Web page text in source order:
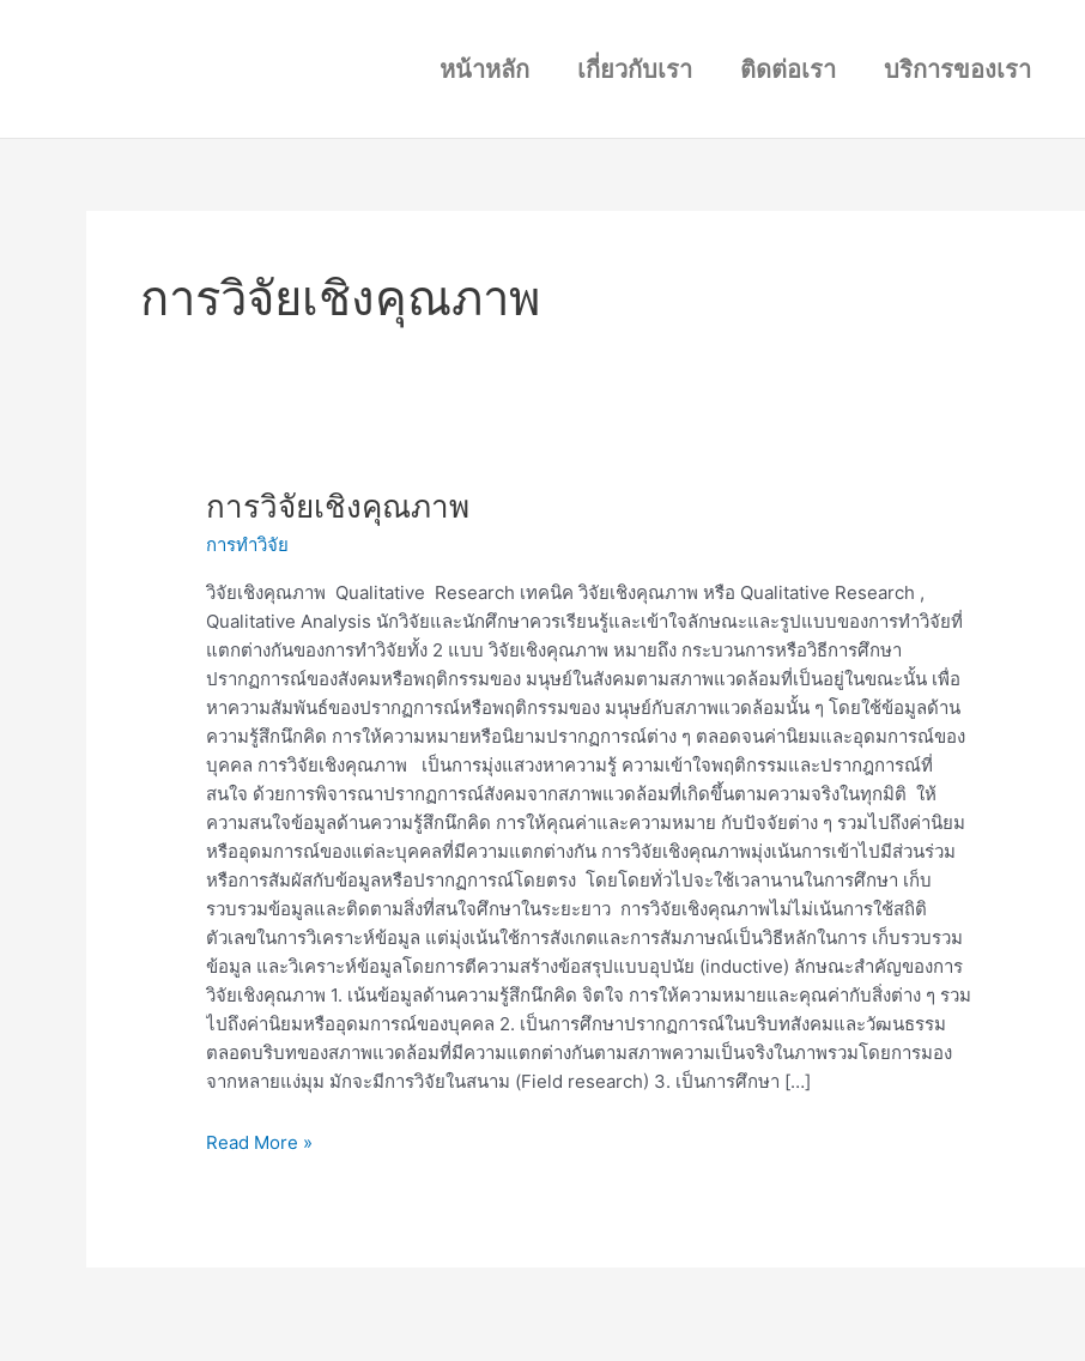
หน้าหลัก เกี่ยวกับเรา ติดต่อเรา บริการของเรา
การวิจัยเชิงคุณภาพ
การวิจัยเชิงคุณภาพ
การทำวิจัย
วิจัยเชิงคุณภาพ Qualitative Research เทคนิค วิจัยเชิงคุณภาพ หรือ Qualitative Research ,
Qualitative Analysis นักวิจัยและนักศึกษาควรเรียนรู้และเข้าใจลักษณะและรูปแบบของการทำวิจัยที่
แตกต่างกันของการทำวิจัยทั้ง 2 แบบ วิจัยเชิงคุณภาพ หมายถึง กระบวนการหรือวิธีการศึกษา
ปรากฏการณ์ของสังคมหรือพฤติกรรมของ มนุษย์ในสังคมตามสภาพแวดล้อมที่เป็นอยู่ในขณะนั้น เพื่อ
หาความสัมพันธ์ของปรากฏการณ์หรือพฤติกรรมของ มนุษย์กับสภาพแวดล้อมนั้น ๆ โดยใช้ข้อมูลด้าน
ความรู้สึกนึกคิด การให้ความหมายหรือนิยามปรากฏการณ์ต่าง ๆ ตลอดจนค่านิยมและอุดมการณ์ของ
บุคคล การวิจัยเชิงคุณภาพ เป็นการมุ่งแสวงหาความรู้ ความเข้าใจพฤติกรรมและปรากฎการณ์ที่
สนใจ ด้วยการพิจารณาปรากฏการณ์สังคมจากสภาพแวดล้อมที่เกิดขึ้นตามความจริงในทุกมิติ ให้
ความสนใจข้อมูลด้านความรู้สึกนึกคิด การให้คุณค่าและความหมาย กับปัจจัยต่าง ๆ รวมไปถึงค่านิยม
หรืออุดมการณ์ของแต่ละบุคคลที่มีความแตกต่างกัน การวิจัยเชิงคุณภาพมุ่งเน้นการเข้าไปมีส่วนร่วม
หรือการสัมผัสกับข้อมูลหรือปรากฏการณ์โดยตรง โดยโดยทั่วไปจะใช้เวลานานในการศึกษา เก็บ
รวบรวมข้อมูลและติดตามสิ่งที่สนใจศึกษาในระยะยาว การวิจัยเชิงคุณภาพไม่ไม่เน้นการใช้สถิติ
ตัวเลขในการวิเคราะห์ข้อมูล แต่มุ่งเน้นใช้การสังเกตและการสัมภาษณ์เป็นวิธีหลักในการ เก็บรวบรวม
ข้อมูล และวิเคราะห์ข้อมูลโดยการตีความสร้างข้อสรุปแบบอุปนัย (inductive) ลักษณะสำคัญของการ
วิจัยเชิงคุณภาพ 1. เน้นข้อมูลด้านความรู้สึกนึกคิด จิตใจ การให้ความหมายและคุณค่ากับสิ่งต่าง ๆ รวม
ไปถึงค่านิยมหรืออุดมการณ์ของบุคคล 2. เป็นการศึกษาปรากฏการณ์ในบริบทสังคมและวัฒนธรรม
ตลอดบริบทของสภาพแวดล้อมที่มีความแตกต่างกันตามสภาพความเป็นจริงในภาพรวมโดยการมอง
จากหลายแง่มุม มักจะมีการวิจัยในสนาม (Field research) 3. เป็นการศึกษา […]
การ
เชิง
คุณภาพ
Read More »